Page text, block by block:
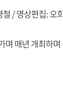
/ 영상편집: 오
며 매년 개최하